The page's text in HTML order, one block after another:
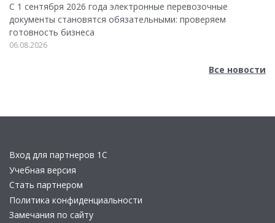
С 1 сентября 2026 года электронные перевозочные
документы становятся обязательными: проверяем
готовность бизнеса
06.08.2026
Все новости
Вход для партнеров 1С
Учебная версия
Стать партнером
Политика конфиденциальности
Замечания по сайту